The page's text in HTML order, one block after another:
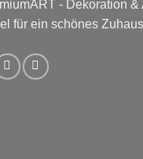
- Dekoration &
für ein schönes